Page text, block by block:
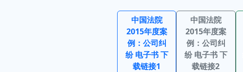
中国法院
2015年度案
例：公司纠
纷 电子书 下
载链接1
中国法院
2015年度案
例：公司纠
纷 电子书 下
载链接2